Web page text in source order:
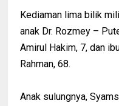
Kediaman lima bilik
anak Dr. Rozmey –
Amirul Hakim, 7, dan
Rahman, 68.
Anak sulungnya,